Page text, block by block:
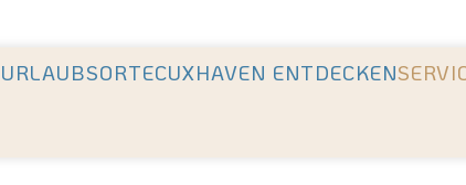
URLAUBSORTECUXHAVEN ENTDECKEN